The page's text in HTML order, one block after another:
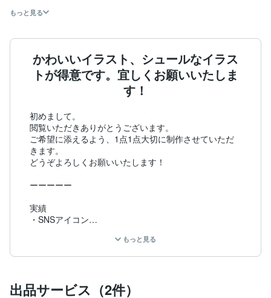
もっと見る
かわいいイラスト、シュールなイラス
トが得意です。宜しくお願いいたしま
す！
初めまして。
閲覧いただきありがとうございます。
ご希望に添えるよう、1点1点大切に制作させていただ
きます。
どうぞよろしくお願いいたします！
ーーーーー
実績
・SNSアイコン
・LINEスタンプ、LINE絵文字
・アニメーションLINEスタンプ、アニメーションLINE
・ウェルカムボード
もっと見る
出品サービス（2件）